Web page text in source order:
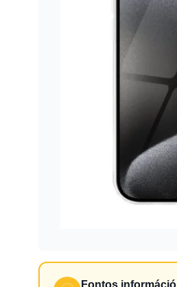
Fontos információ